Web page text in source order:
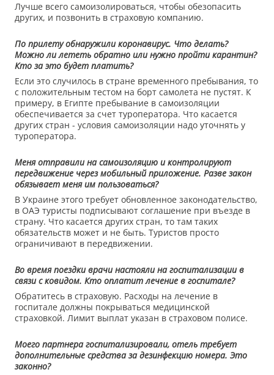
Лучше всего самоизолироваться, чтобы обезопасить
других, и позвонить в страховую компанию.
По прилету обнаружили коронавирус. Что делать?
Можно ли лететь обратно или нужно пройти карантин?
Кто за это будет платить?
Если это случилось в стране временного пребывания, то
с положительным тестом на борт самолета не пустят. К
примеру, в Египте пребывание в самоизоляции
обеспечивается за счет туроператора. Что касается
других стран - условия самоизоляции надо уточнять у
туроператора.
Меня отправили на самоизоляцию и контролируют
передвижение через мобильный приложение. Разве закон
обязывает меня им пользоваться?
В Украине этого требует обновленное законодательство,
в ОАЭ туристы подписывают соглашение при въезде в
страну. Что касается других стран, то там таких
обязательств может и не быть. Туристов просто
ограничивают в передвижении.
Во время поездки врачи настояли на госпитализации в
связи с ковидом. Кто оплатит лечение в госпитале?
Обратитесь в страховую. Расходы на лечение в
госпитале должны покрываться медицинской
страховкой. Лимит выплат указан в страховом полисе.
Моего партнера госпитализировали, отель требует
дополнительные средства за дезинфекцию номера. Это
законно?